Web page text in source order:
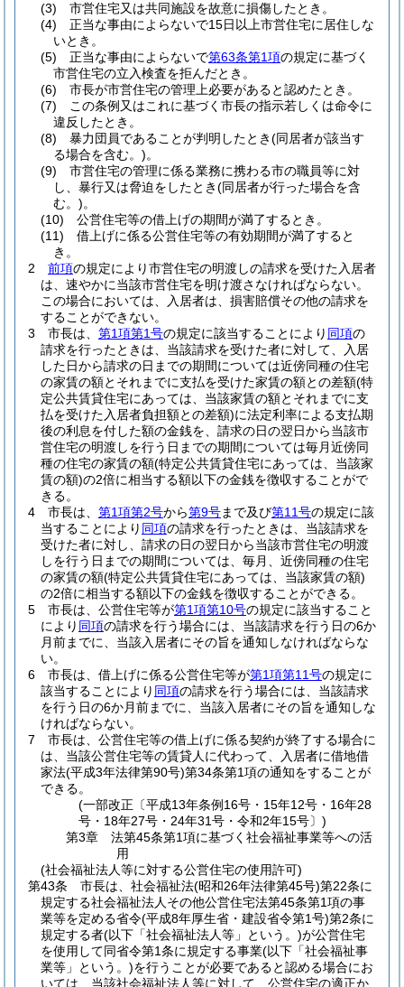
(3)
市営住宅又は共同施設を故意に損傷したとき。
(4)
正当な事由によらないで15日以上市営住宅に居住しな
いとき。
(5)
正当な事由によらないで第63条第1項の規定に基づく
市営住宅の立入検査を拒んだとき。
(6)
市長が市営住宅の管理上必要があると認めたとき。
(7)
この条例又はこれに基づく市長の指示若しくは命令に
違反したとき。
(8)
暴力団員であることが判明したとき(同居者が該当す
る場合を含む。)。
(9)
市営住宅の管理に係る業務に携わる市の職員等に対
し、暴行又は脅迫をしたとき(同居者が行った場合を含
む。)。
(10)
公営住宅等の借上げの期間が満了するとき。
(11)
借上げに係る公営住宅等の有効期間が満了すると
き。
2
前項の規定により市営住宅の明渡しの請求を受けた入居者
は、速やかに当該市営住宅を明け渡さなければならない。
この場合においては、入居者は、損害賠償その他の請求を
することができない。
3
市長は、 第1項第1号の規定に該当することにより 同項の
請求を行ったときは、当該請求を受けた者に対して、入居
した日から請求の日までの期間については近傍同種の住宅
の家賃の額とそれまでに支払を受けた家賃の額との差額(特
定公共賃貸住宅にあっては、当該家賃の額とそれまでに支
払を受けた入居者負担額との差額)に法定利率による支払期
後の利息を付した額の金銭を、請求の日の翌日から当該市
営住宅の明渡しを行う日までの期間については毎月近傍同
種の住宅の家賃の額(特定公共賃貸住宅にあっては、当該家
賃の額)の2倍に相当する額以下の金銭を徴収することがで
きる。
4
市長は、 第1項第2号から第9号まで及び第11号の規定に該
当することにより 同項の請求を行ったときは、当該請求を
受けた者に対し、請求の日の翌日から当該市営住宅の明渡
しを行う日までの期間については、毎月、近傍同種の住宅
の家賃の額(特定公共賃貸住宅にあっては、当該家賃の額)
の2倍に相当する額以下の金銭を徴収することができる。
5
市長は、公営住宅等が第1項第10号の規定に該当すること
により 同項の請求を行う場合には、当該請求を行う日の6か
月前までに、当該入居者にその旨を通知しなければならな
い。
6
市長は、借上げに係る公営住宅等が第1項第11号の規定に
該当することにより 同項の請求を行う場合には、当該請求
を行う日の6か月前までに、当該入居者にその旨を通知しな
ければならない。
7
市長は、公営住宅等の借上げに係る契約が終了する場合に
は、当該公営住宅等の賃貸人に代わって、入居者に借地借
家法(平成3年法律第90号)第34条第1項の通知をすることが
できる。
(一部改正〔平成13年条例16号・15年12号・16年28
号・18年27号・24年31号・令和2年15号〕)
第3章
法第45条第1項に基づく社会福祉事業等への活
用
(社会福祉法人等に対する公営住宅の使用許可)
第43条
市長は、社会福祉法(昭和26年法律第45号)第22条に
規定する社会福祉法人その他公営住宅法第45条第1項の事
業等を定める省令(平成8年厚生省・建設省令第1号)第2条に
規定する者(以下「社会福祉法人等」という。)が公営住宅
を使用して同省令第1条に規定する事業(以下「社会福祉事
業等」という。)を行うことが必要であると認める場合にお
いては、当該社会福祉法人等に対して、公営住宅の適正か